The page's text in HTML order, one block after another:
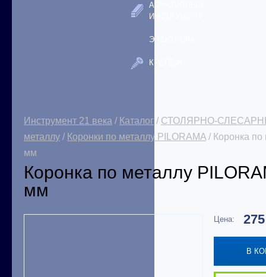
АБРАЗИВНЫЙ
ИНСТРУМЕНТ
ЭЛЕКТРИКА
КРЕПЕЖ
Инструмент 21 века / Каталог / СТОЛЯРНО-
металлу / Коронки по металлу PILORAMA / Коронка
мм
Коронка по металлу
мм
Цена:
В